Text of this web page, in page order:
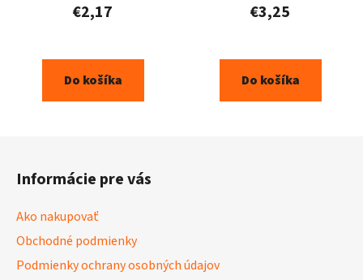
€2,17
Do košíka
€3,25
Do košíka
Informácie pre vás
Ako nakupovať
Obchodné podmienky
Podmienky ochrany osobných údajov